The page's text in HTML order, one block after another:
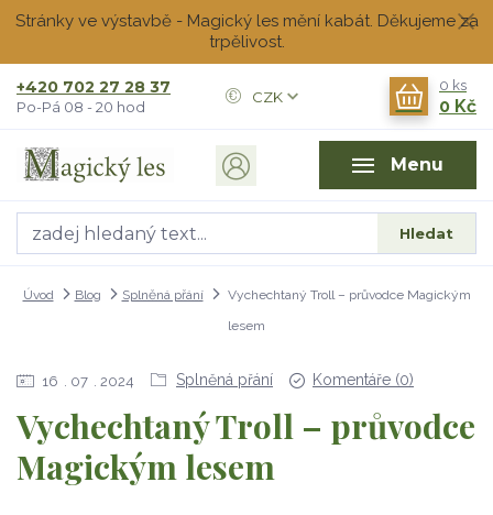
Stránky ve výstavbě - Magický les mění kabát. Děkujeme za
trpělivost.
Menu
CZK
Hledat
+420 702 27 28 37
Po-Pá 08 - 20 hod
0 ks
0 Kč
Úvod Blog Splněná přání
Vychechtaný Troll – průvodce Magickým
lesem
16 07 2024 Splněná přání Komentáře (0)
Vychechtaný Troll – průvodce
Magickým lesem